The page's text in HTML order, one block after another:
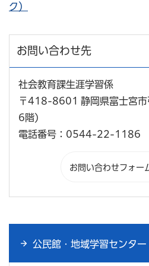
ク）
お問い合わせ先
社会教育課生涯学習係
〒418-8601 静岡県富士宮
6階)
電話番号：0544-22-1186
公民館・地域学習センター